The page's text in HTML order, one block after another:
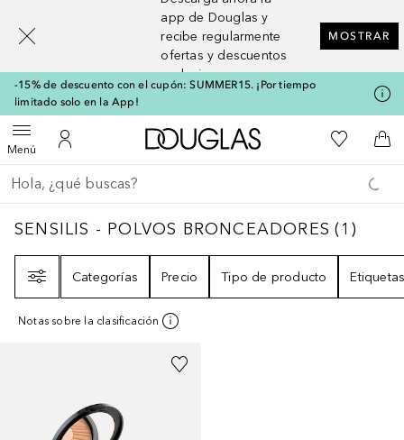
app de Douglas y
recibe regularmente
ofertas y descuentos
exclusivos
MOSTRAR
-15% de descuento con el cupón: SUMMER15. ¡Por tiempo
limitado solo en la App!
MenúAbrir menúMi cuenta
A Douglas HomeMi lista de
A
Regresar
Ejecutar búsqueda
SENSILIS - POLVOS BRONCEADORES 1
SENSILIS - POLVOS BRONCEADORES (1 )
Categorías
Precio Tipo de producto
Notas sobre la clasificación
[navigation.slideout.screenreader]